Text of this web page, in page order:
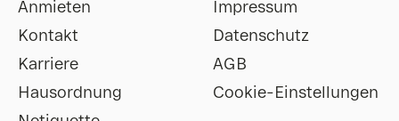
Anmieten
Kontakt
Karriere
Hausordnung
Impressum
Datenschutz
AGB
Cookie-Einstellungen